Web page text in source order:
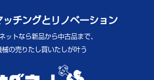
ッチングとリノベーション
ットなら新品から中古品まで、
械の売りたし買いたしが叶う